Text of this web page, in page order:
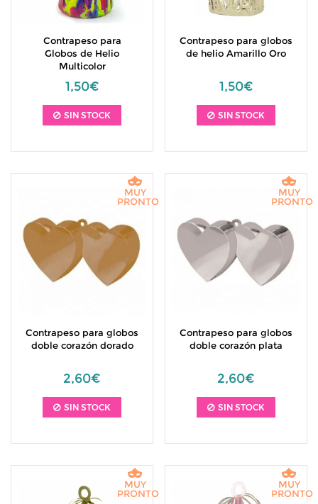
Contrapeso para
Globos de Helio
Multicolor
1,50€
SIN STOCK
Contrapeso para globos
de helio Amarillo Oro
1,50€
SIN STOCK
Contrapeso para globos
doble corazón dorado
2,60€
SIN STOCK
MUY
PRONTO
Contrapeso para globos
doble corazón plata
2,60€
SIN STOCK
MUY
PRONTO
MUY
PRONTO
MUY
PRONTO